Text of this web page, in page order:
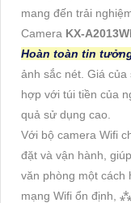
mang đến trải
Camera KX-
Hoàn toàn tin
ảnh sắc nét. Giá
hợp với túi tiền của
quả sử dụng cao.
Với bộ camera Wifi
đặt và vận hành,
văn phòng một cách
mạng Wifi ổn định,